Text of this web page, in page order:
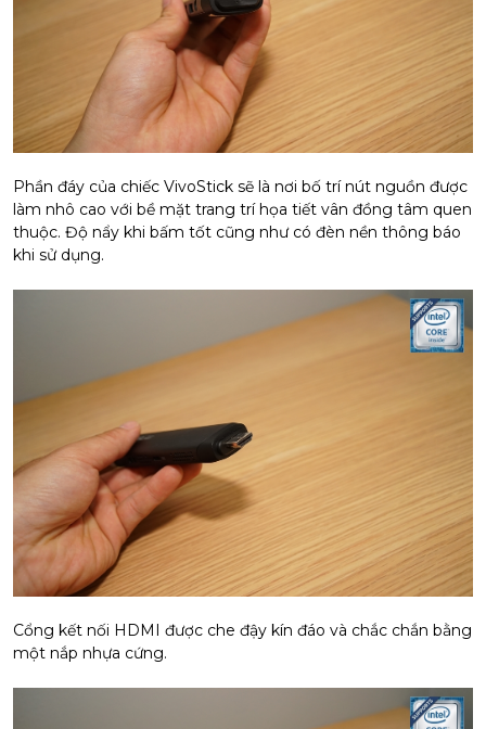
Phần đáy của chiếc VivoStick sẽ là nơi bố trí nút nguồn được
làm nhô cao với bề mặt trang trí họa tiết vân đồng tâm quen
thuộc. Độ nẩy khi bấm tốt cũng như có đèn nền thông báo
khi sử dụng.
Cổng kết nối HDMI được che đậy kín đáo và chắc chắn bằng
một nắp nhựa cứng.